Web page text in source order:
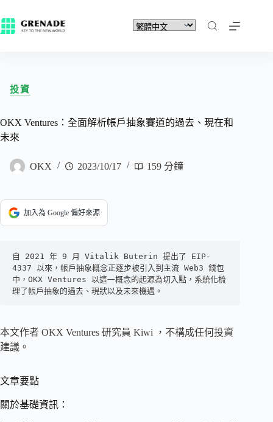
投資
OKX Ventures：全面解析帳戶抽象賽道的過去、現在和
未來
OKX 2023/10/17 159 分鐘
加入為 Google 偏好來源
自 2021 年 9 月 Vitalik Buterin 提出了 EIP-
4337 以來，帳戶抽象概念正逐步被引入到主流 Web3 錢包
中，OKX Ventures 以這一概念的起源為切入點，系統化梳
理了帳戶抽象的過去、現狀以及未來機遇。
本文作者 OKX Ventures 研究員 Kiwi ，不構成任何投資
建議。
文章要點
關於基礎資訊：